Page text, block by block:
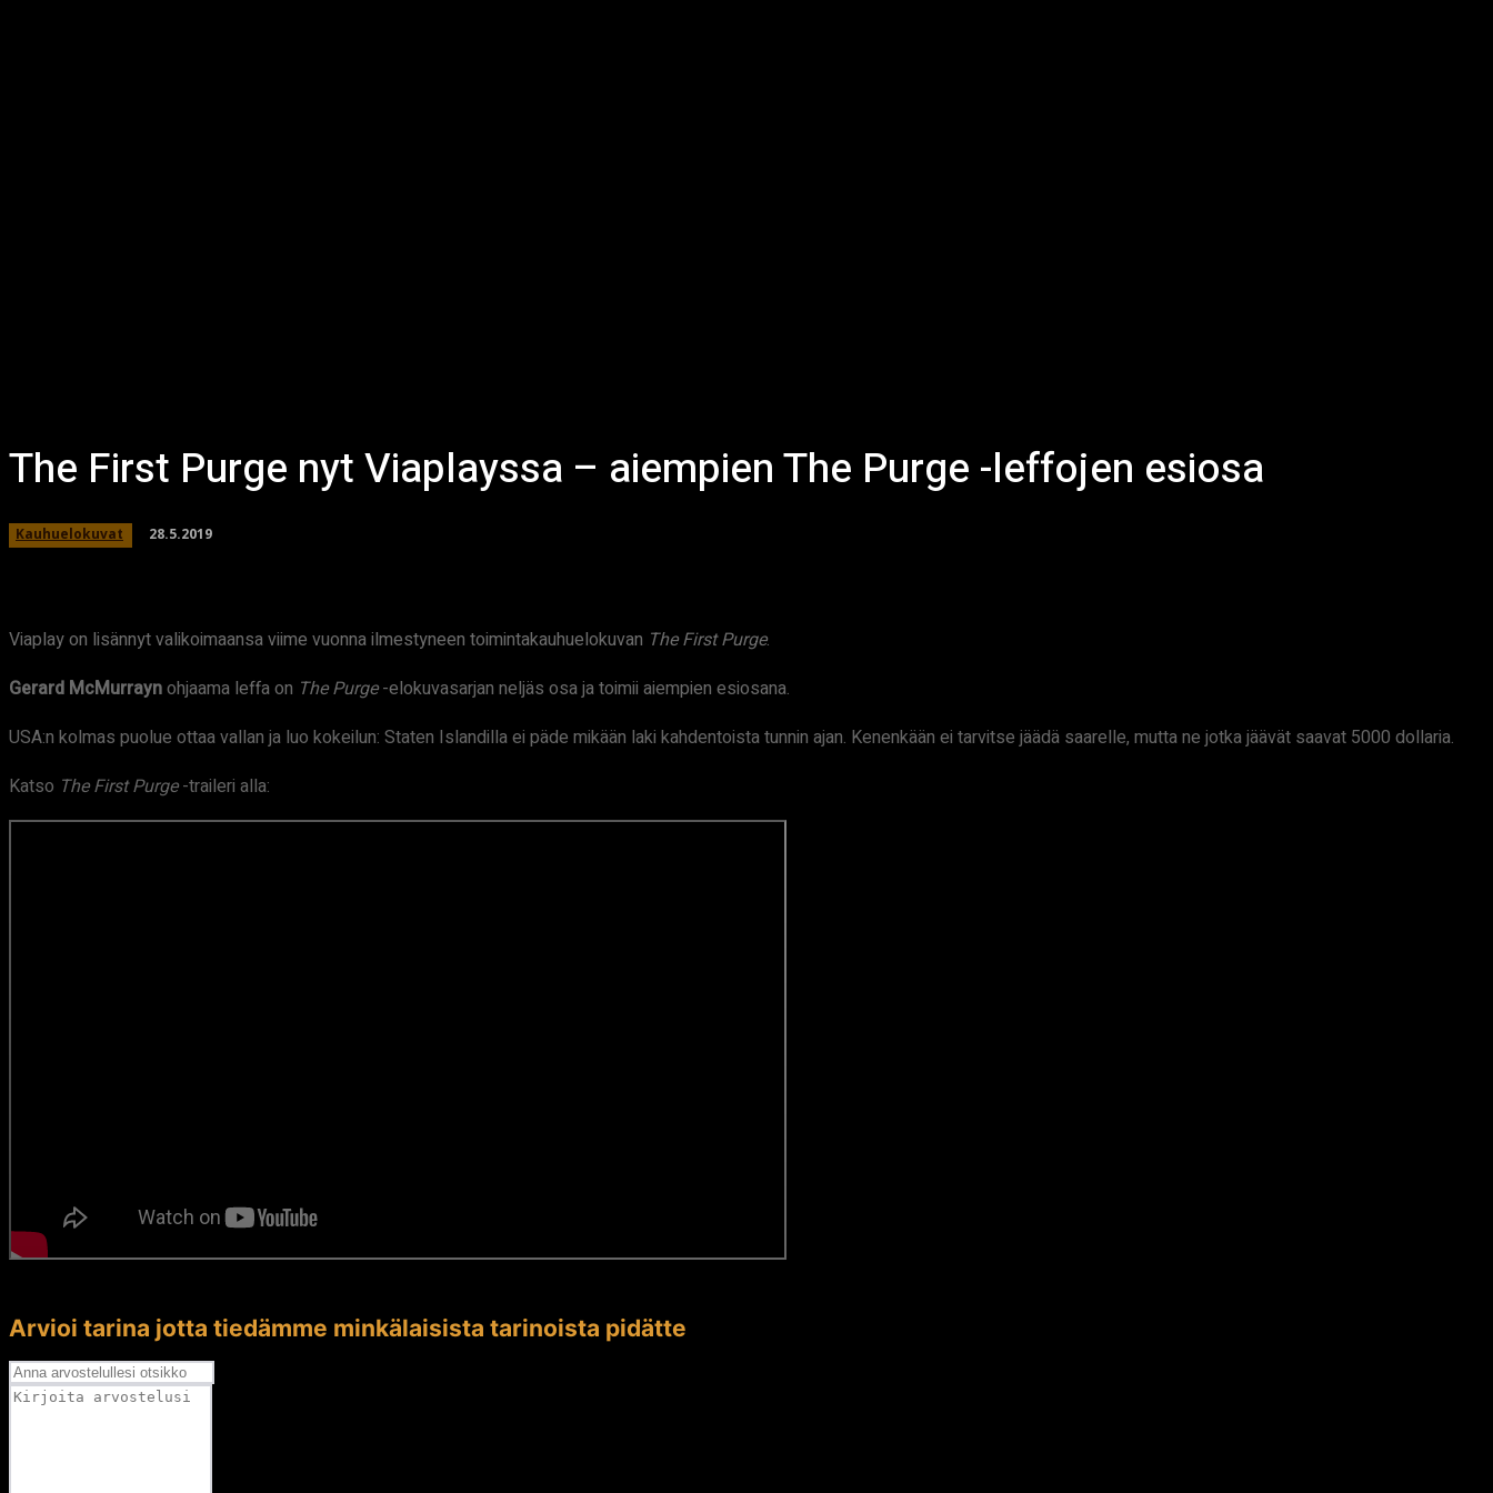
The First Purge nyt Viaplayssa – aiempien The Purge -leffojen esiosa
Kauhuelokuvat 28.5.2019
Viaplay on lisännyt valikoimaansa viime vuonna ilmestyneen toimintakauhuelokuvan The First Purge.
Gerard McMurraynohjaama leffa on The Purge-elokuvasarjan neljäs osa ja toimii aiempien esiosana.
USA:n kolmas puolue ottaa vallan ja luo kokeilun: Staten Islandilla ei päde mikään laki kahdentoista tunnin ajan. Kenenkään ei tarvitse jäädä saarelle, mutta ne jotka jäävät saavat 5000 dollaria.
Katso The First Purge-traileri alla:
Arvioi tarina jotta tiedämme minkälaisista tarinoista pidätte